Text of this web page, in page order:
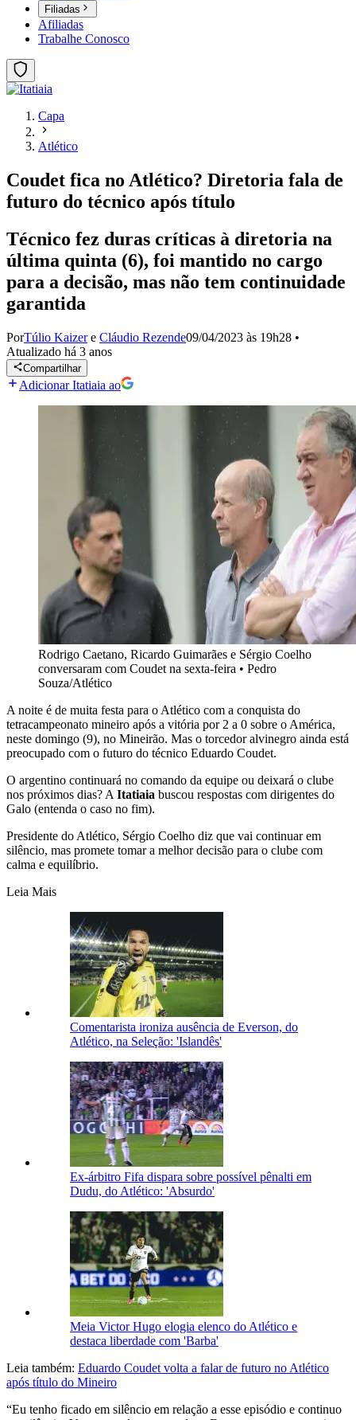
Filiadas
Afiliadas
Trabalhe Conosco
Capa
Atlético
Coudet fica no Atlético? Diretoria fala de
futuro do técnico após título
Técnico fez duras críticas à diretoria na
última quinta (6), foi mantido no cargo
para a decisão, mas não tem continuidade
garantida
PorTúlio Kaizere Cláudio Rezende09/04/2023 às 19h28 •
Atualizado há 3 anos
Compartilhar
Adicionar Itatiaia ao
Rodrigo Caetano, Ricardo Guimarães e Sérgio Coelho
conversaram com Coudet na sexta-feira • Pedro
Souza/Atlético
A noite é de muita festa para o Atlético com a conquista do
tetracampeonato mineiro após a vitória por 2 a 0 sobre o América,
neste domingo (9), no Mineirão. Mas o torcedor alvinegro ainda está
preocupado com o futuro do técnico Eduardo Coudet.
O argentino continuará no comando da equipe ou deixará o clube
nos próximos dias? A Itatiaia buscou respostas com dirigentes do
Galo (entenda o caso no fim).
Presidente do Atlético, Sérgio Coelho diz que vai continuar em
silêncio, mas promete tomar a melhor decisão para o clube com
calma e equilíbrio.
Leia Mais
Comentarista ironiza ausência de Everson, do
Atlético, na Seleção: 'Islandês'
Ex-árbitro Fifa dispara sobre possível pênalti em
Dudu, do Atlético: 'Absurdo'
Meia Victor Hugo elogia elenco do Atlético e
destaca liberdade com 'Barba'
Leia também: Eduardo Coudet volta a falar de futuro no Atlético
após título do Mineiro
“Eu tenho ficado em silêncio em relação a esse episódio e continuo